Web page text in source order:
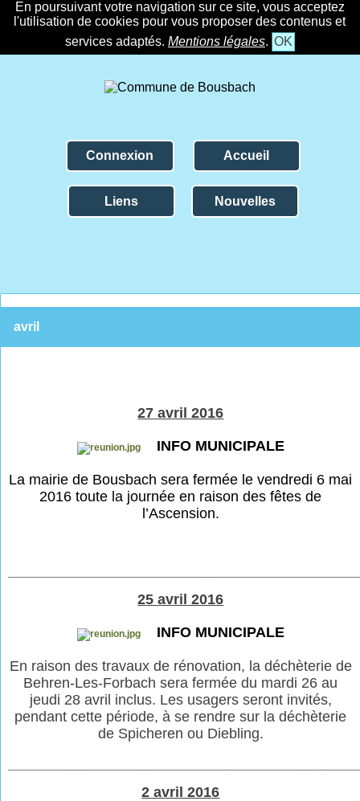
En poursuivant votre navigation sur ce site, vous acceptez
l'utilisation de cookies pour vous proposer des contenus et
services adaptés. Mentions légales. OK
Connexion Accueil
Liens Nouvelles
avril
27 avril 2016
INFO MUNICIPALE
La mairie de Bousbach sera fermée le vendredi 6 mai
2016 toute la journée en raison des fêtes de
l’Ascension.
25 avril 2016
INFO MUNICIPALE
En raison des travaux de rénovation, la déchèterie de
Behren-Les-Forbach sera fermée du mardi 26 au
jeudi 28 avril inclus. Les usagers seront invités,
pendant cette période, à se rendre sur la déchèterie
de Spicheren ou Diebling.
2 avril 2016